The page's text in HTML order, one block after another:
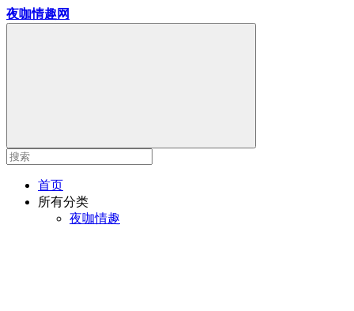
夜咖情趣网
首页
所有分类
夜咖情趣